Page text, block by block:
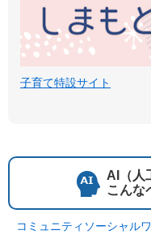
子育て特設サイト
AI（人
こんな
コミュニティソーシャル